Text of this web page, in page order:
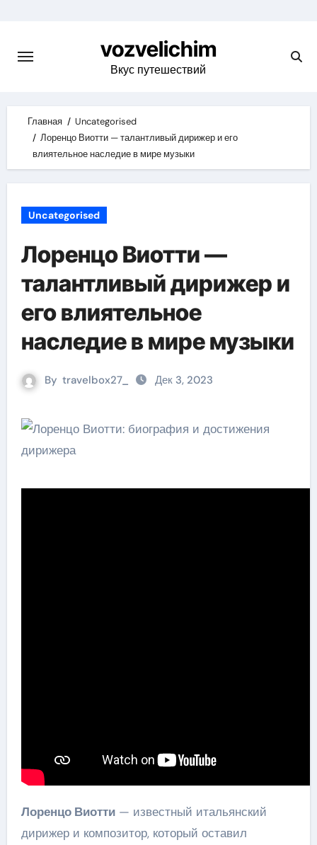
content
vozvelichim
Вкус путешествий
Главная
Uncategorised
Лоренцо Виотти — талантливый дирижер и его
влиятельное наследие в мире музыки
Uncategorised
Лоренцо Виотти —
талантливый дирижер и
его влиятельное
наследие в мире музыки
By travelbox27_ Дек 3, 2023
Лоренцо Виотти— известный итальянский
дирижер и композитор, который оставил